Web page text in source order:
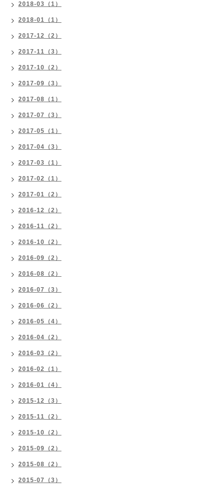
2018-03（1）
2018-01（1）
2017-12（2）
2017-11（3）
2017-10（2）
2017-09（3）
2017-08（1）
2017-07（3）
2017-05（1）
2017-04（3）
2017-03（1）
2017-02（1）
2017-01（2）
2016-12（2）
2016-11（2）
2016-10（2）
2016-09（2）
2016-08（2）
2016-07（3）
2016-06（2）
2016-05（4）
2016-04（2）
2016-03（2）
2016-02（1）
2016-01（4）
2015-12（3）
2015-11（2）
2015-10（2）
2015-09（2）
2015-08（2）
2015-07（3）